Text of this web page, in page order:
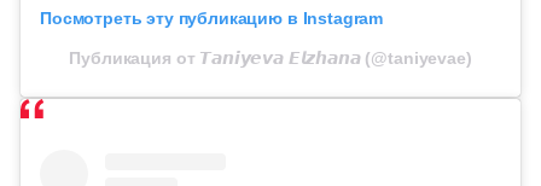
Посмотреть эту публикацию в Instagram
Публикация от 𝙏𝙖𝙣𝙞𝙮𝙚𝙫𝙖 𝙀𝙡𝙯𝙝𝙖𝙣𝙖 (@taniyevae)